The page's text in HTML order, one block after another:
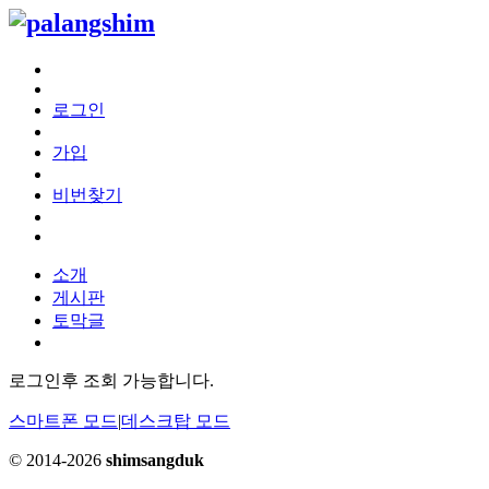
로그인
가입
비번찾기
소개
게시판
토막글
로그인후 조회 가능합니다.
스마트폰 모드|데스크탑 모드
© 2014-2026 shimsangduk